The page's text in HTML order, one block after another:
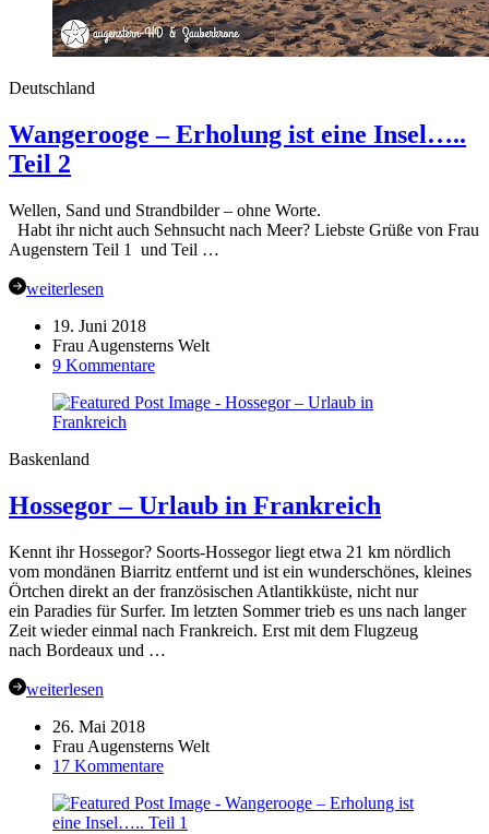
Deutschland
Wangerooge – Erholung ist eine Insel…..
Teil 2
Wellen, Sand und Strandbilder – ohne Worte.
Habt ihr nicht auch Sehnsucht nach Meer? Liebste Grüße von Frau
Augenstern Teil 1 und Teil …
weiterlesen
19. Juni 2018
Frau Augensterns Welt
9 Kommentarezu
–
Teil
2
Baskenland
Hossegor – Urlaub in Frankreich
Kennt ihr Hossegor? Soorts-Hossegor liegt etwa 21 km nördlich
vom mondänen Biarritz entfernt und ist ein wunderschönes, kleines
Örtchen direkt an der französischen Atlantikküste, nicht nur
ein Paradies für Surfer. Im letzten Sommer trieb es uns nach langer
Zeit wieder einmal nach Frankreich. Erst mit dem Flugzeug
nach Bordeaux und …
weiterlesen
26. Mai 2018
Frau Augensterns Welt
17 Kommentarezu
–
Urlaub